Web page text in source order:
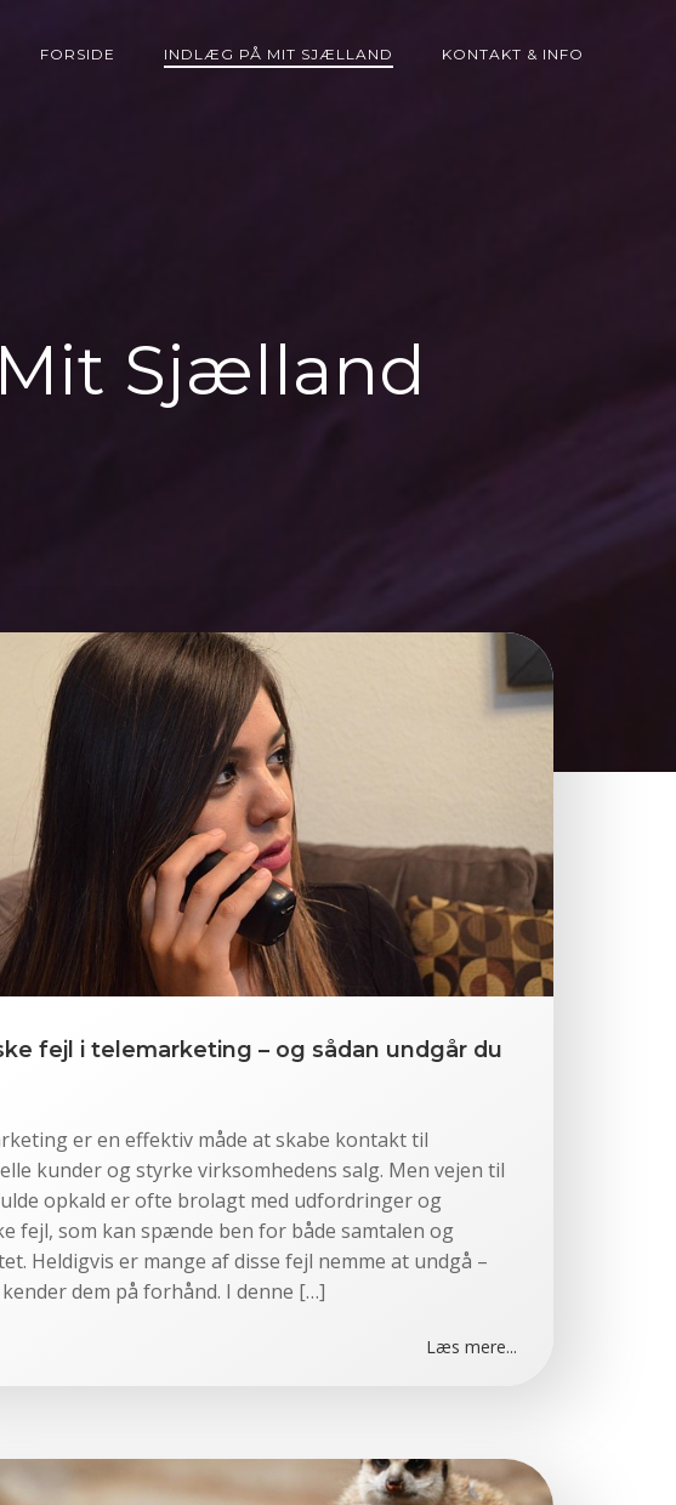
FORSIDE INDLÆG PÅ MIT SJÆLLAND KONTAKT & INFO
Sjælland
fejl i telemarketing – og sådan undgår du
er en effektiv måde at skabe kontakt til
kunder og styrke virksomhedens salg. Men vejen til
opkald er ofte brolagt med udfordringer og
fejl, som kan spænde ben for både samtalen og
Heldigvis er mange af disse fejl nemme at undgå –
dem på forhånd. I denne […]
Læs mere...